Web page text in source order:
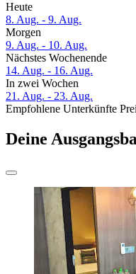
Heute
8. Aug. - 9. Aug.
Morgen
9. Aug. - 10. Aug.
Nächstes Wochenende
14. Aug. - 16. Aug.
In zwei Wochen
21. Aug. - 23. Aug.
Empfohlene Unterkünfte
Deine